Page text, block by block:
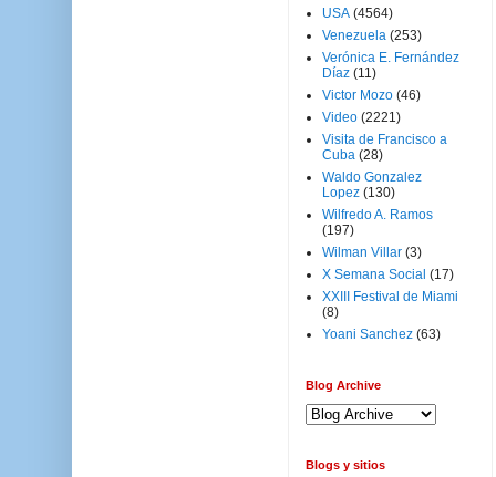
USA (4564)
Venezuela (253)
Verónica E. Fernández
Díaz (11)
Victor Mozo (46)
Video (2221)
Visita de Francisco a
Cuba (28)
Waldo Gonzalez
Lopez (130)
Wilfredo A. Ramos
(197)
Wilman Villar (3)
X Semana Social (17)
XXIII Festival de Miami
(8)
Yoani Sanchez (63)
Blog Archive
Blogs y sitios